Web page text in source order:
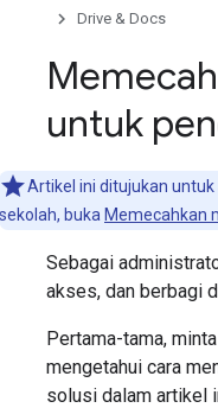
Drive & Docs
untuk
Artikel ini ditujukan
sekolah, buka Memecahkan
Sebagai
akses, dan berbagi
Pertama-tama,
mengetahui cara
solusi dalam artikel